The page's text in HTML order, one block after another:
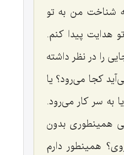
شناخت من به تو
هدایت پیدا کنم.
را در نظر داشته
کجا می‌رود؟ یا
به سر کار می‌رود.
همینطوری بدون
همینطور دارم